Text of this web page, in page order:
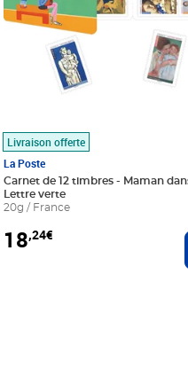
au panier
Livraison offerte
La Poste
Carnet de 12 timbres - Maman
Lettre verte
20g / France
18,24€